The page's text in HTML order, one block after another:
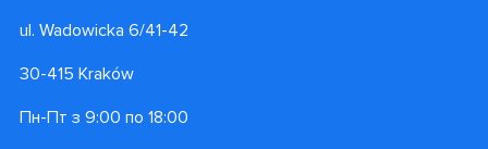
ul. Wadowicka 6/41-42
30-415 Kraków
Пн-Пт з 9:00 по 18:00